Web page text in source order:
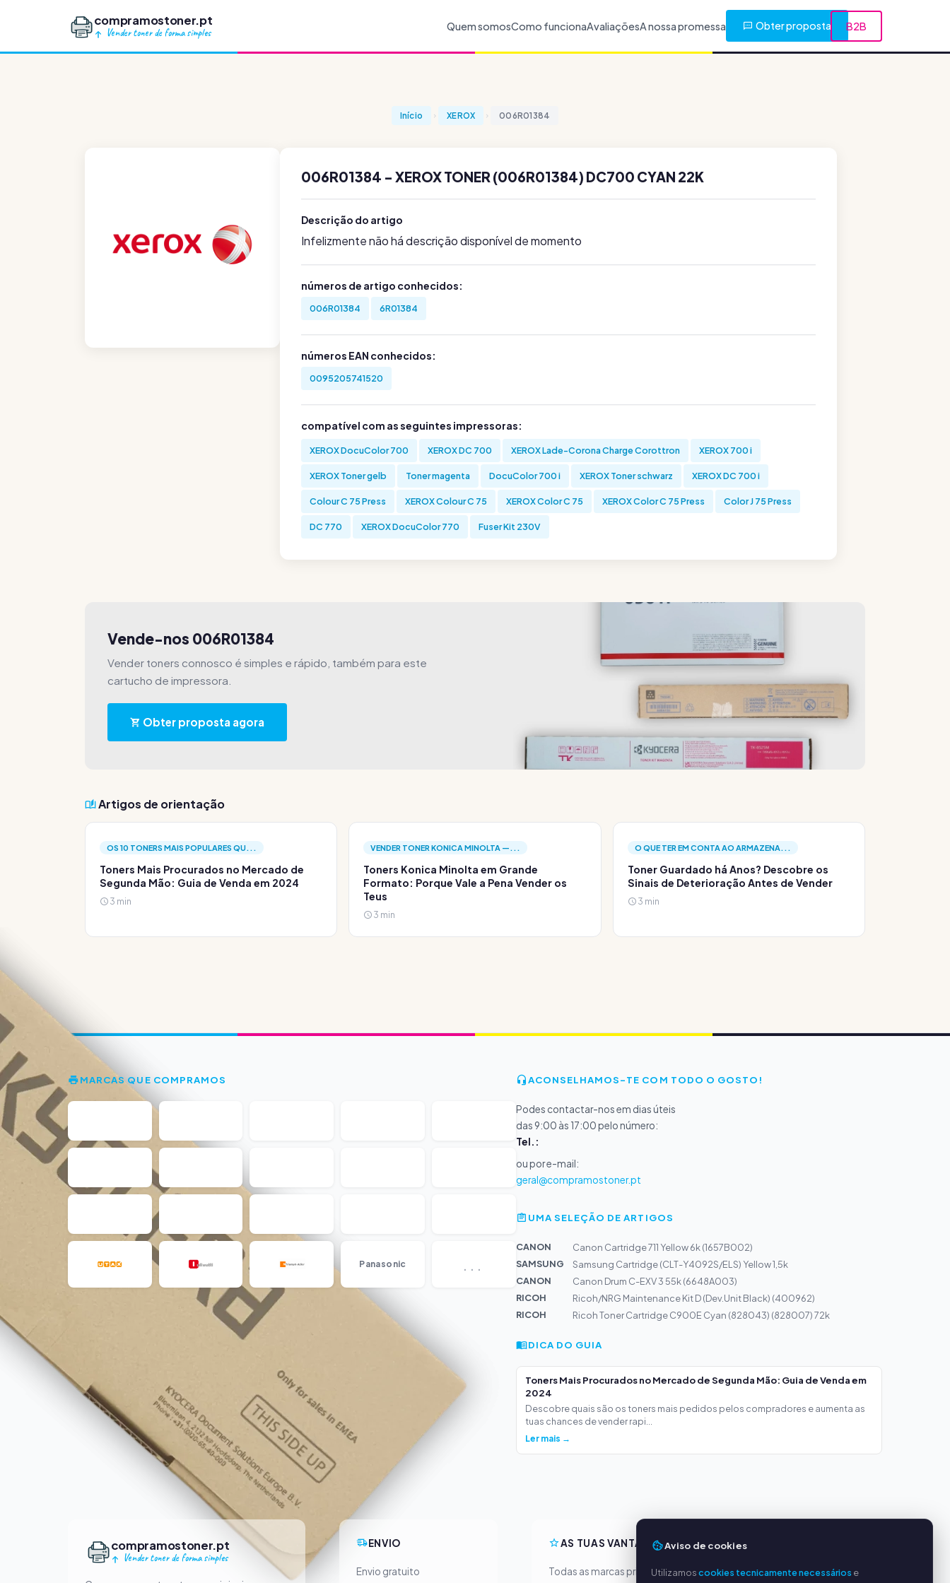
compramostoner.pt
Vender toner de forma simples
Quem somosComo funcionaAvaliaçõesA nossa promessa Obter proposta B2B
Início XEROX 006R01384
006R01384 - XEROX TONER (006R01384) DC700 CYAN 22K
Descrição do artigo
Infelizmente não há descrição disponível de momento
números de artigo conhecidos:
006R01384 6R01384
números EAN conhecidos:
0095205741520
compatível com as seguintes impressoras:
XEROX DocuColor 700 XEROX DC 700 XEROX Lade-Corona Charge Corottron XEROX 700 i
XEROX Toner gelb Toner magenta DocuColor 700 i XEROX Toner schwarz XEROX DC 700 i
Colour C 75 Press XEROX Colour C 75 XEROX Color C 75 XEROX Color C 75 Press Color J 75 Press
DC 770 XEROX DocuColor 770 Fuser Kit 230V
Vende-nos 006R01384
Vender toners connosco é simples e rápido, também para este
cartucho de impressora.
Obter proposta agora
Artigos de orientação
OS 10 TONERS MAIS POPULARES QU...
Toners Mais Procurados no Mercado de
Segunda Mão: Guia de Venda em 2024
3 min
VENDER TONER KONICA MINOLTA —...
Toners Konica Minolta em Grande
Formato: Porque Vale a Pena Vender os
Teus
3 min
O QUE TER EM CONTA AO ARMAZENA...
Toner Guardado há Anos? Descobre os
Sinais de Deterioração Antes de Vender
3 min
MARCAS QUE COMPRAMOS
Panasonic ...
ACONSELHAMOS-TE COM TODO O GOSTO!
Podes contactar-nos em dias úteis
das 9:00 às 17:00 pelo número:
Tel.:
ou por e-mail:
geral@compramostoner.pt
UMA SELEÇÃO DE ARTIGOS
CANON
Canon Cartridge 711 Yellow 6k (1657B002)
SAMSUNG
Samsung Cartridge (CLT-Y4092S/ELS) Yellow 1,5k
CANON
Canon Drum C-EXV 3 55k (6648A003)
RICOH
Ricoh/NRG Maintenance Kit D (Dev.Unit Black) (400962)
RICOH
Ricoh Toner Cartridge C900E Cyan (828043) (828007) 72k
DICA DO GUIA
Toners Mais Procurados no Mercado de Segunda Mão: Guia de Venda em
2024
Descobre quais são os toners mais pedidos pelos compradores e aumenta as
tuas chances de vender rapi...
Ler mais →
compramostoner.pt
Vender toner de forma simples
ENVIO
Envio gratuito
AS TUAS VANTAGENS
Todas as marcas principais
Sobre nós
Aviso de cookies
Utilizamoscookies tecnicamente necessários e